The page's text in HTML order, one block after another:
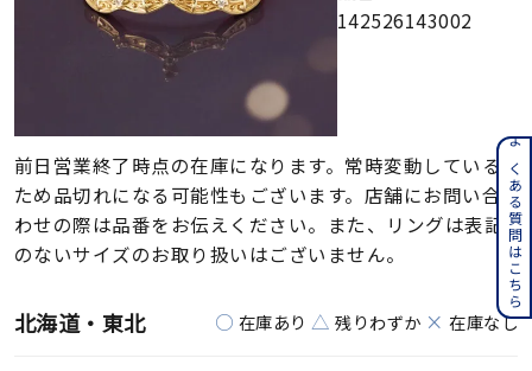
142526143002
前日営業終了時点の在庫になります。常時変動している
ため品切れになる可能性もございます。店舗にお問い合
わせの際は品番をお伝えください。また、リングは表記
のないサイズのお取り扱いはございません。
○ 在庫あり △ 残りわずか × 在庫なし
北海道・東北
よくある質問はこちら